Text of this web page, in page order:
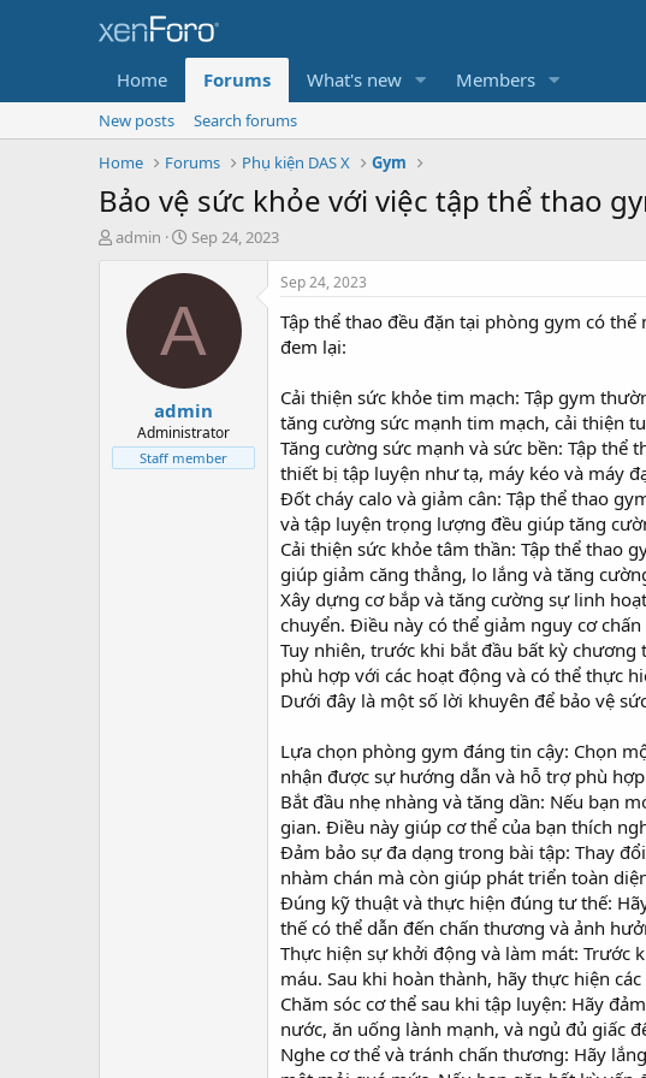
Home Forums What's new Members
New posts
Search forums
Home
Forums Phụ kiện DAS X Gym
Bảo vệ sức khỏe với việc tập thể thao
T
t
e
admin
S
a
t
d
t
e
Sep 24, 2023
A
admin
Administrator
Staff member
Sep 24, 2023
Tập thể thao đều đặn tại phòng gym có
đem lại:
Cải thiện sức khỏe tim mạch: Tập gym
tăng cường sức mạnh tim mạch, cải thiện
Tăng cường sức mạnh và sức bền: Tập thể
thiết bị tập luyện như tạ, máy kéo và máy
Đốt cháy calo và giảm cân: Tập thể thao
và tập luyện trọng lượng đều giúp tăng
Cải thiện sức khỏe tâm thần: Tập thể thao
giúp giảm căng thẳng, lo lắng và tăng
Xây dựng cơ bắp và tăng cường sự linh
chuyển. Điều này có thể giảm nguy cơ
Tuy nhiên, trước khi bắt đầu bất kỳ chương
phù hợp với các hoạt động và có thể thực
Dưới đây là một số lời khuyên để bảo vệ
Lựa chọn phòng gym đáng tin cậy: Chọn
nhận được sự hướng dẫn và hỗ trợ phù
Bắt đầu nhẹ nhàng và tăng dần: Nếu bạn
gian. Điều này giúp cơ thể của bạn thích
Đảm bảo sự đa dạng trong bài tập: Thay
nhàm chán mà còn giúp phát triển toàn
Đúng kỹ thuật và thực hiện đúng tư thế:
thế có thể dẫn đến chấn thương và ảnh
Thực hiện sự khởi động và làm mát: Trước
máu. Sau khi hoàn thành, hãy thực hiện
Chăm sóc cơ thể sau khi tập luyện: Hãy
nước, ăn uống lành mạnh, và ngủ đủ giấc
Nghe cơ thể và tránh chấn thương: Hãy